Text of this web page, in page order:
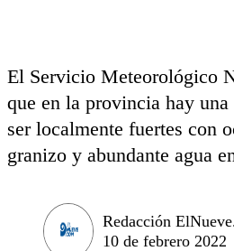
El Servicio Meteorológico
que en la provincia hay una
ser localmente fuertes con
granizo y abundante agua
Redacción
10 de febrero 2022